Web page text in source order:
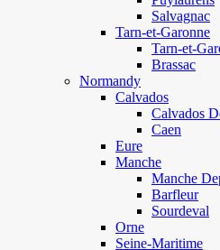
Salvagnac
Tarn-et-Garonne
Tarn-et-
Brassac
Normandy
Calvados
Calvados
Caen
Eure
Manche
Manche
Barfleur
Sourdeval
Orne
Seine-Maritime